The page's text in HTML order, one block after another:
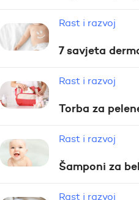
Rast i razvoj
7 savjeta
Rast i razvoj
Torba za
Rast i razvoj
Šamponi za
Rast i razvoj